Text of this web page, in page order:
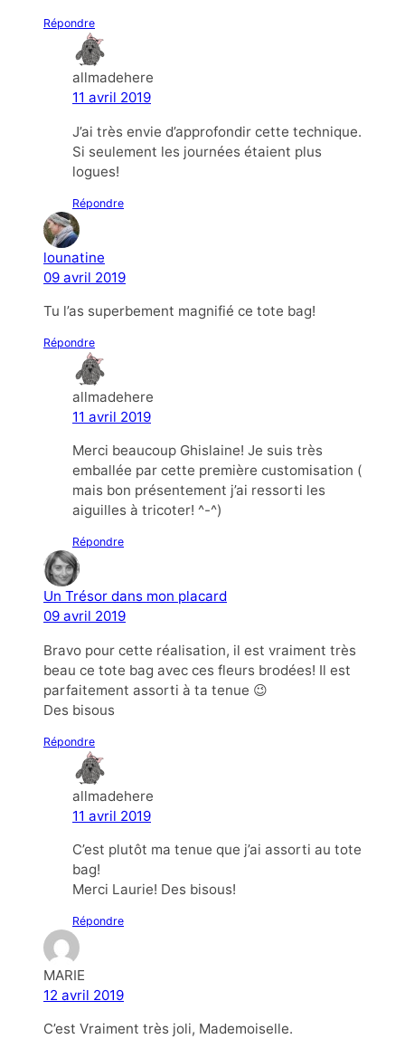
Répondre
allmadehere
11 avril 2019
J’ai très envie d’approfondir cette technique.
Si seulement les journées étaient plus
logues!
Répondre
lounatine
09 avril 2019
Tu l’as superbement magnifié ce tote bag!
Répondre
allmadehere
11 avril 2019
Merci beaucoup Ghislaine! Je suis très
emballée par cette première customisation (
mais bon présentement j’ai ressorti les
aiguilles à tricoter! ^-^)
Répondre
Un Trésor dans mon placard
09 avril 2019
Bravo pour cette réalisation, il est vraiment très
beau ce tote bag avec ces fleurs brodées! Il est
parfaitement assorti à ta tenue 😉
Des bisous
Répondre
allmadehere
11 avril 2019
C’est plutôt ma tenue que j’ai assorti au tote
bag!
Merci Laurie! Des bisous!
Répondre
MARIE
12 avril 2019
C’est Vraiment très joli, Mademoiselle.